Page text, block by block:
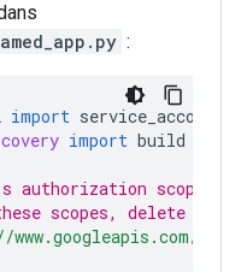
:
import service_account
import build
authorization scopes.
these scopes, delete